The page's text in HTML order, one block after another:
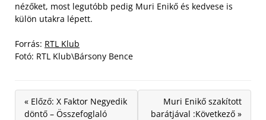
nézőket, most legutóbb pedig Muri Enikő és kedvese is
külön utakra lépett.
Forrás: RTL Klub
Fotó: RTL Klub\Bársony Bence
« Előző: X Faktor Negyedik
döntő – Összefoglaló
Muri Enikő szakított
barátjával :Következő »